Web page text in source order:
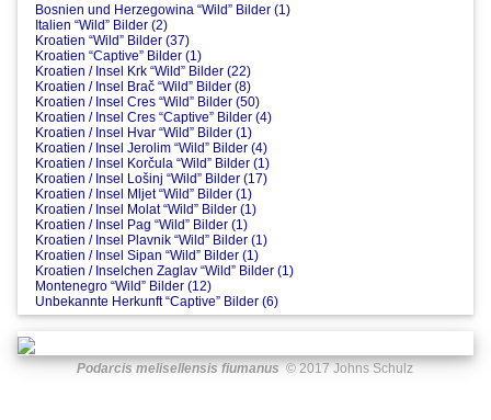
Bosnien und Herzegowina “Wild” Bilder (1)
Italien “Wild” Bilder (2)
Kroatien “Wild” Bilder (37)
Kroatien “Captive” Bilder (1)
Kroatien / Insel Krk “Wild” Bilder (22)
Kroatien / Insel Brač “Wild” Bilder (8)
Kroatien / Insel Cres “Wild” Bilder (50)
Kroatien / Insel Cres “Captive” Bilder (4)
Kroatien / Insel Hvar “Wild” Bilder (1)
Kroatien / Insel Jerolim “Wild” Bilder (4)
Kroatien / Insel Korčula “Wild” Bilder (1)
Kroatien / Insel Lošinj “Wild” Bilder (17)
Kroatien / Insel Mljet “Wild” Bilder (1)
Kroatien / Insel Molat “Wild” Bilder (1)
Kroatien / Insel Pag “Wild” Bilder (1)
Kroatien / Insel Plavnik “Wild” Bilder (1)
Kroatien / Insel Sipan “Wild” Bilder (1)
Kroatien / Inselchen Zaglav “Wild” Bilder (1)
Montenegro “Wild” Bilder (12)
Unbekannte Herkunft “Captive” Bilder (6)
Podarcis melisellensis fiumanus © 2017 Johns Schulz